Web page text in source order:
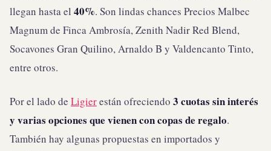
llegan hasta el 40%. Son lindas chances Precios Malbec
Magnum de Finca Ambrosía, Zenith Nadir Red Blend,
Socavones Gran Quilino, Arnaldo B y Valdencanto Tinto,
entre otros.
Por el lado de Ligierestán ofreciendo 3 cuotas sin interés
y varias opciones que vienen con copas de regalo.
También hay algunas propuestas en importados y